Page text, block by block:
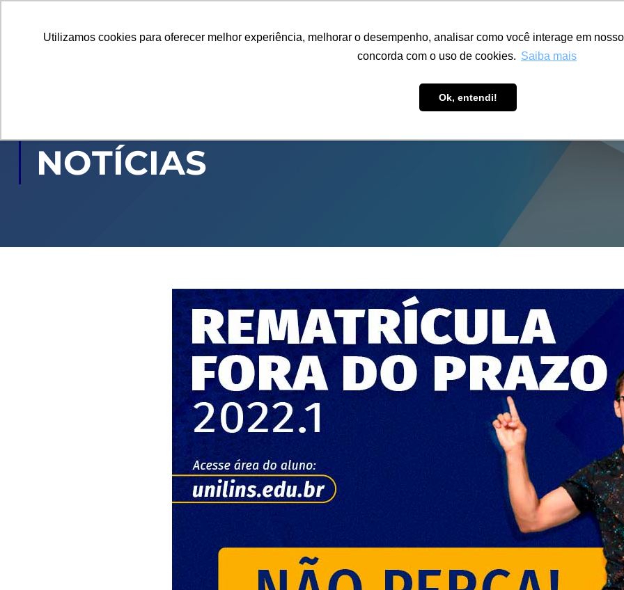
Utilizamos cookies para oferecer melhor experiência, melhorar o desempenho, analisar como você interage em
concorda com o uso de cookies. Saiba mais
Ok, entendi!
PÓS-GRADUAÇÃO CAPACITAÇÃO EXTENSÃO PESQUISA
NOTÍCIAS